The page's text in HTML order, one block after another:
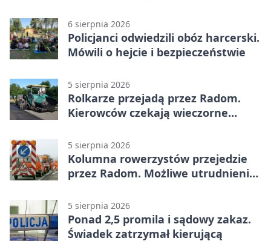
6 sierpnia 2026
Policjanci odwiedzili obóz harcerski.
Mówili o hejcie i bezpieczeństwie
5 sierpnia 2026
Rolkarze przejadą przez Radom.
Kierowców czekają wieczorne
5 sierpnia 2026
Kolumna rowerzystów przejedzie
przez Radom. Możliwe utrudnienia
5 sierpnia 2026
Ponad 2,5 promila i sądowy zakaz.
Świadek zatrzymał kierującą